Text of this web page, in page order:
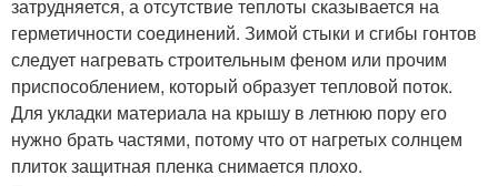
затрудняется, а отсутствие теплоты сказывается на
герметичности соединений. Зимой стыки и сгибы гонтов
следует нагревать строительным феном или прочим
приспособлением, который образует тепловой поток.
Для укладки материала на крышу в летнюю пору его
нужно брать частями, потому что от нагретых солнцем
плиток защитная пленка снимается плохо.